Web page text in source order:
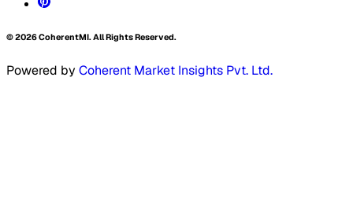
©2026CoherentMI. All Rights Reserved.
Powered by Coherent Market Insights Pvt. Ltd.